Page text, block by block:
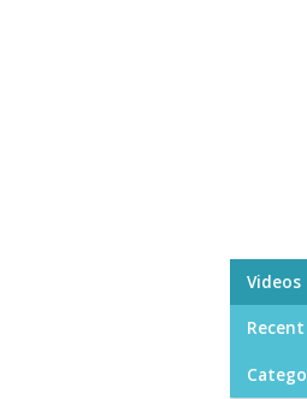
Videos